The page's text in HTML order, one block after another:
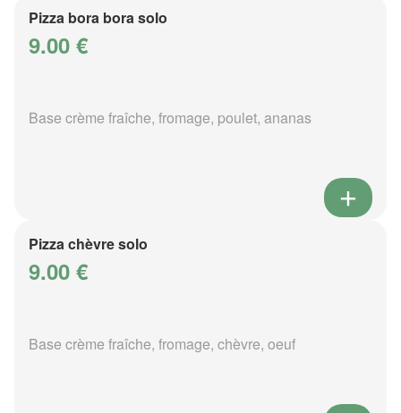
Pizza bora bora solo
9.00 €
Base crème fraîche, fromage, poulet, ananas
Pizza chèvre solo
9.00 €
Base crème fraîche, fromage, chèvre, oeuf